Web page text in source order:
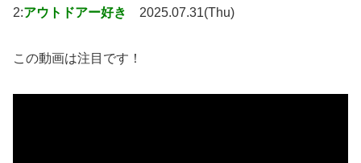
2:アウトドアー好き 2025.07.31(Thu)
この動画は注目です！